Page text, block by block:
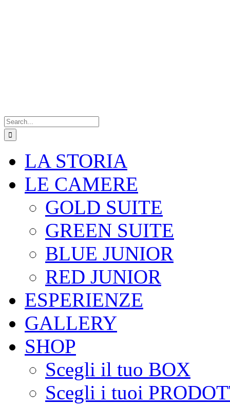
for:
LA STORIA
LE CAMERE
GOLD SUITE
GREEN SUITE
BLUE JUNIOR
RED JUNIOR
ESPERIENZE
GALLERY
SHOP
Scegli il tuo BOX
Scegli i tuoi